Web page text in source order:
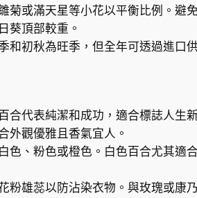
菊或滿天星等小花以平衡比例。避
葵頂部較重。
和初秋為旺季，但全年可透過進口
百合代表純潔和成功，適合標誌人生
外觀優雅且香氣宜人。
色、粉色或橙色。白色百合尤其適
粉雄蕊以防沾染衣物。與玫瑰或康